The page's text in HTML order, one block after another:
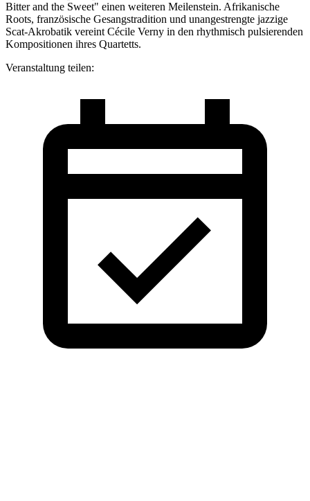
Bitter and the Sweet" einen weiteren Meilenstein. Afrikanische
Roots, französische Gesangstradition und unangestrengte jazzige
Scat-Akrobatik vereint Cécile Verny in den rhythmisch pulsierenden
Kompositionen ihres Quartetts.
Veranstaltung teilen: